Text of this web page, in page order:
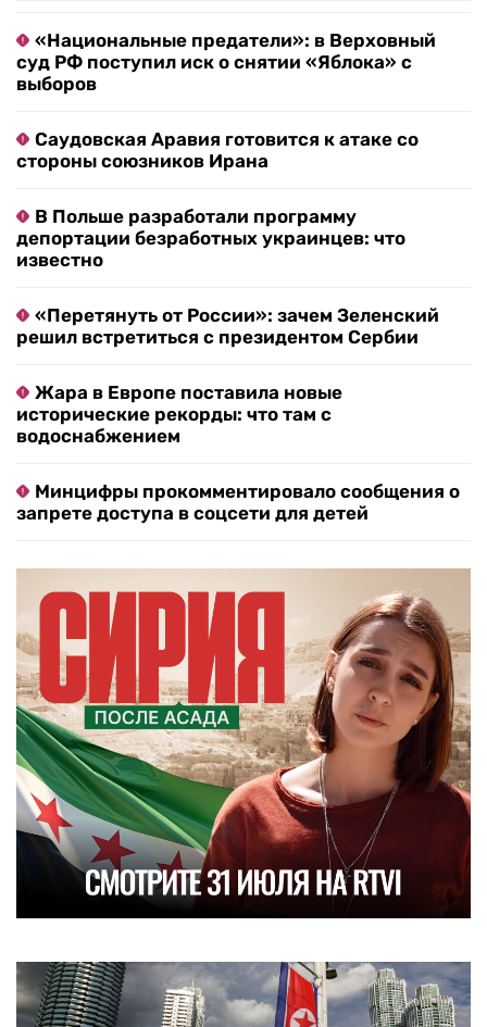
«Национальные предатели»: в Верховный
суд РФ поступил иск о снятии «Яблока» с
выборов
Саудовская Аравия готовится к атаке со
стороны союзников Ирана
В Польше разработали программу
депортации безработных украинцев: что
известно
«Перетянуть от России»: зачем Зеленский
решил встретиться с президентом Сербии
Жара в Европе поставила новые
исторические рекорды: что там с
водоснабжением
Минцифры прокомментировало сообщения о
запрете доступа в соцсети для детей